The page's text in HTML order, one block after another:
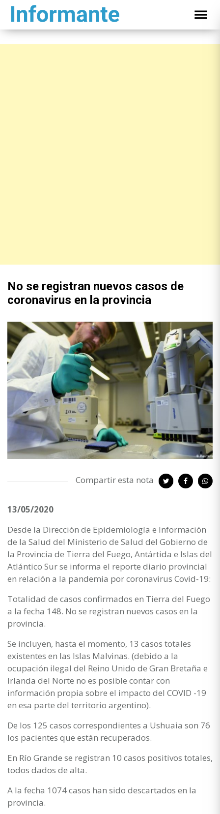
No se registran nuevos casos de
coronavirus en la provincia
Compartir esta nota
13/05/2020
Desde la Dirección de Epidemiología e Información
de la Salud del Ministerio de Salud del Gobierno de
la Provincia de Tierra del Fuego, Antártida e Islas del
Atlántico Sur se informa el reporte diario provincial
en relación a la pandemia por coronavirus Covid-19:
Totalidad de casos confirmados en Tierra del Fuego
a la fecha 148. No se registran nuevos casos en la
provincia.
Se incluyen, hasta el momento, 13 casos totales
existentes en las Islas Malvinas. (debido a la
ocupación ilegal del Reino Unido de Gran Bretaña e
Irlanda del Norte no es posible contar con
información propia sobre el impacto del COVID -19
en esa parte del territorio argentino).
De los 125 casos correspondientes a Ushuaia son 76
los pacientes que están recuperados.
En Río Grande se registran 10 casos positivos totales,
todos dados de alta.
A la fecha 1074 casos han sido descartados en la
provincia.